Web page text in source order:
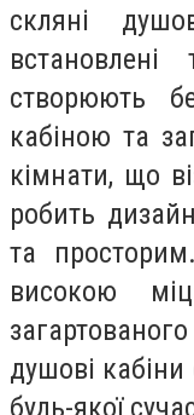
скляні
створюють
кабіною та
кімнати, що
робить
та
високою
душові
будь-якої